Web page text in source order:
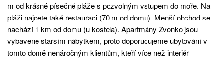
m od krásné písečné pláže s pozvolným vstupem do moře. Na
pláži najdete také restauraci (70 m od domu). Menší obchod se
nachází 1 km od domu (u kostela). Apartmány Zvonko jsou
vybavené starším nábytkem, proto doporučujeme ubytování v
tomto domě nenáročným klientům, kteří více než interiér